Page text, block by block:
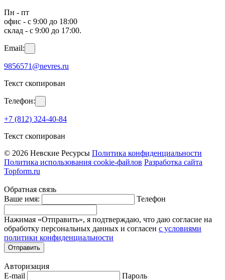
Пн - пт
офис - с 9:00 до 18:00
склад - с 9:00 до 17:00.
Email:
9856571@nevres.ru
Текст скопирован
Телефон:
+7 (812) 324-40-84
Текст скопирован
© 2026 Невские Ресурсы Политика конфиденциальности
Политика использования cookie-файлов Разработка сайта
Topform.ru
Обратная связь
Ваше имя:
Телефон
Нажимая «Отправить», я подтверждаю, что даю согласие на
обработку персональных данных и согласен с условиями
политики конфиденциальности
Отправить
Авторизация
E-mail
Пароль